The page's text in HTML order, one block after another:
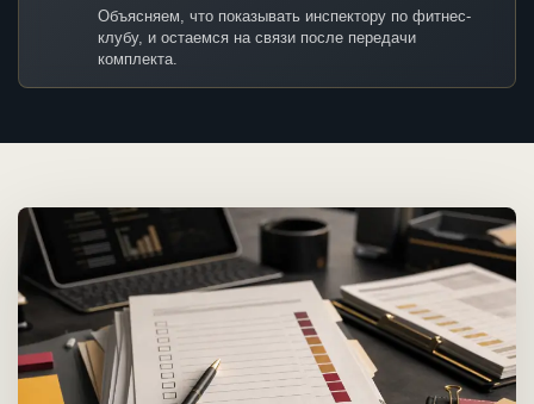
Объясняем, что показывать инспектору по фитнес-
клубу, и остаемся на связи после передачи
комплекта.